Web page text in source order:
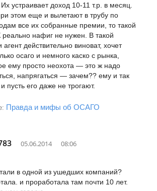
устраивает доход 10-11 т.р. в месяц.
этом еще и вылетают в трубу по
все их собранные премии, то такой
реально нафиг не нужен. В такой
агент действительно виноват, хочет
осаго и немного каско с рынка,
ему просто неохота — это ж надо
напрягаться — зачем?? ему и так
пусть его даже не трогают.
Правда и мифы об ОСАГО
05.06.2014 08:06
в одной из ушедших компаний?
и проработала там почти 10 лет.